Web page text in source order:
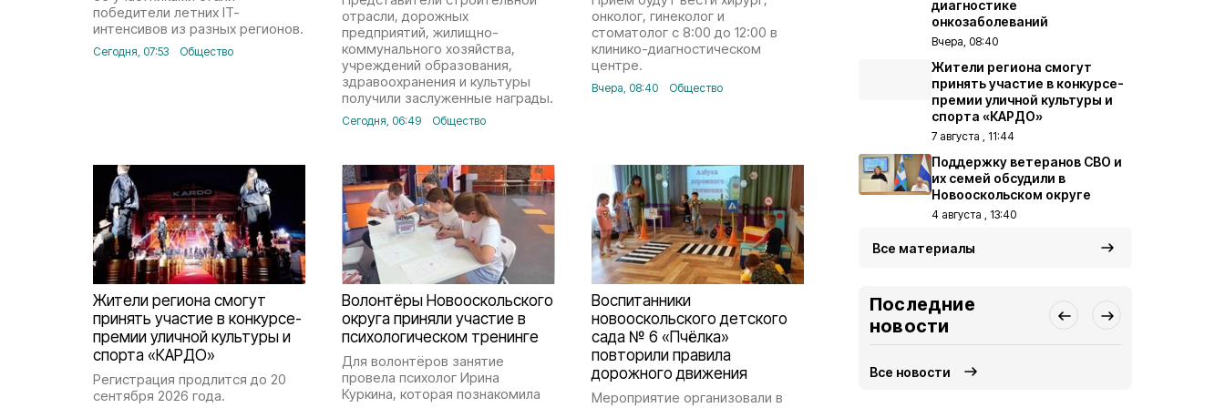
победители летних IT-
интенсивов из разных регионов.
Сегодня, 07:53 Общество
отрасли, дорожных
предприятий, жилищно-
коммунального хозяйства,
учреждений образования,
здравоохранения и культуры
получили заслуженные награды.
Сегодня, 06:49 Общество
онколог, гинеколог и
стоматолог с 8:00 до 12:00 в
клинико-диагностическом
центре.
Вчера, 08:40 Общество
Жители региона смогут
принять участие в конкурсе-
премии уличной культуры и
спорта «КАРДО»
Регистрация продлится до 20
сентября 2026 года.
Волонтёры Новооскольского
округа приняли участие в
психологическом тренинге
Для волонтёров занятие
провела психолог Ирина
Куркина, которая познакомила
Воспитанники
новооскольского детского
сада № 6 «Пчёлка»
повторили правила
дорожного движения
Мероприятие организовали в
диагностике
онкозаболеваний
Вчера, 08:40
Жители региона смогут
принять участие в конкурсе-
премии уличной культуры и
спорта «КАРДО»
7 августа , 11:44
Поддержку ветеранов СВО и
их семей обсудили в
Новооскольском округе
4 августа , 13:40
Все материалы
Последние
новости
Все новости